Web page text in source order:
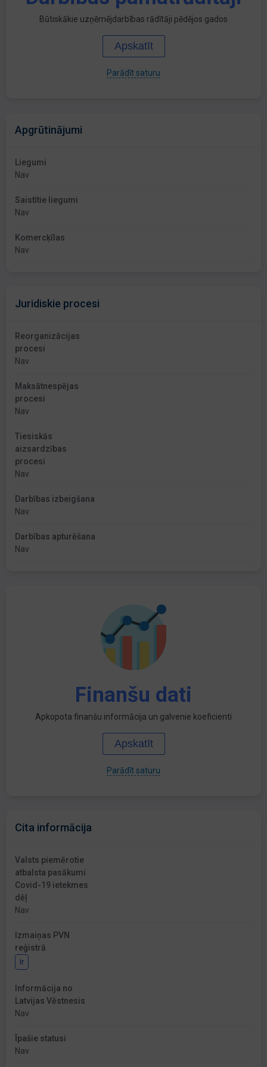
Būtiskākie uzņēmējdarbības rādītāji pēdējos gados
Apskatīt
Parādīt saturu
Apgrūtinājumi
Liegumi
Nav
Saistītie liegumi
Nav
Komercķīlas
Nav
Juridiskie procesi
Reorganizācijas
procesi
Nav
Maksātnespējas
procesi
Nav
Tiesiskās
aizsardzības
procesi
Nav
Darbības izbeigšana
Nav
Darbības apturēšana
Nav
Finanšu dati
Apkopota finanšu informācija un galvenie koeficienti
Apskatīt
Parādīt saturu
Cita informācija
Valsts piemērotie
atbalsta pasākumi
Covid-19 ietekmes
dēļ
Nav
Izmaiņas PVN
reģistrā
Ir
Informācija no
Latvijas Vēstnesis
Nav
Īpašie statusi
Nav